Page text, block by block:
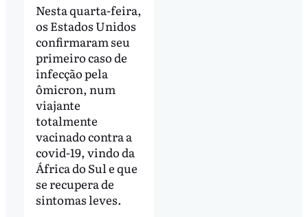
Nesta quarta-feira,
os Estados Unidos
confirmaram seu
primeiro caso de
infecção pela
ômicron, num
viajante
totalmente
vacinado contra a
covid-19, vindo da
África do Sul e que
se recupera de
sintomas leves.